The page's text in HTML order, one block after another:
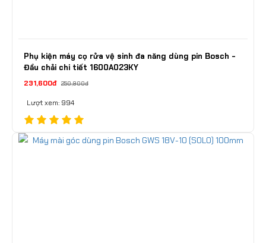
Phụ kiện máy cọ rửa vệ sinh đa năng dùng pin Bosch -
Đầu chải chi tiết 1600A023KY
231,600đ 250,900đ
Lượt xem: 994